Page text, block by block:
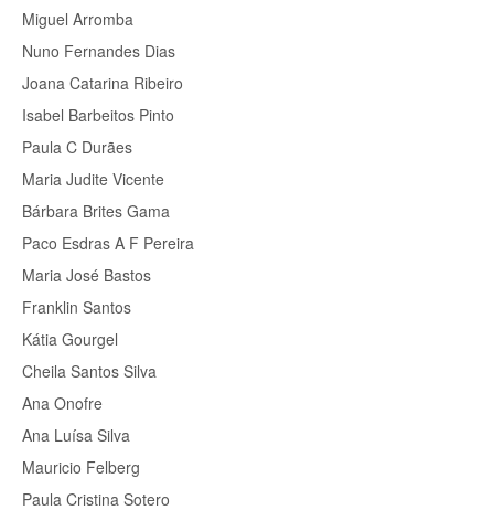
Miguel Arromba
Nuno Fernandes Dias
Joana Catarina Ribeiro
Isabel Barbeitos Pinto
Paula C Durães
Maria Judite Vicente
Bárbara Brites Gama
Paco Esdras A F Pereira
Maria José Bastos
Franklin Santos
Kátia Gourgel
Cheila Santos Silva
Ana Onofre
Ana Luísa Silva
Mauricio Felberg
Paula Cristina Sotero